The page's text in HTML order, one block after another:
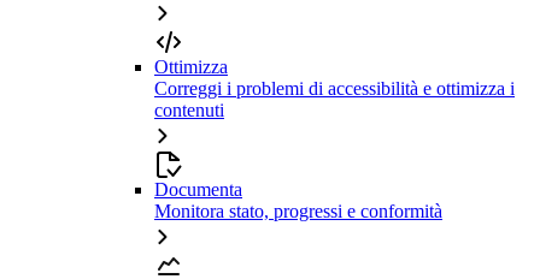
Ottimizza
Correggi i problemi di accessibilità e ottimizza i
contenuti
Documenta
Monitora stato, progressi e conformità